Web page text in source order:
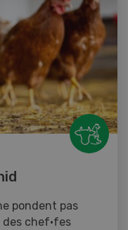
pondent pas
chef·fes